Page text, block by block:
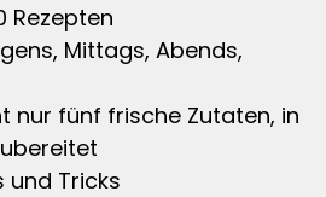
Rezepten
Mittags, Abends,
nur fünf frische Zutaten, in
und Tricks